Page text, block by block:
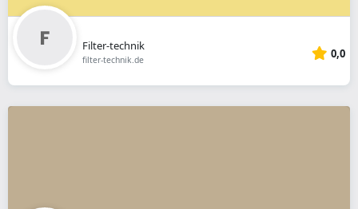
Filter-technik
filter-technik.de 0,0